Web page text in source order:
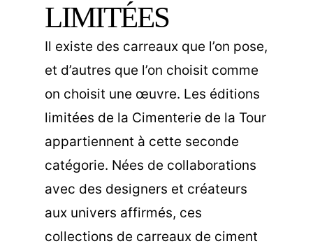
LIMITÉES
Il existe des carreaux que l’on pose,
et d’autres que l’on choisit comme
on choisit une œuvre. Les éditions
limitées de la Cimenterie de la Tour
appartiennent à cette seconde
catégorie. Nées de collaborations
avec des designers et créateurs
aux univers affirmés, ces
collections de carreaux de ciment